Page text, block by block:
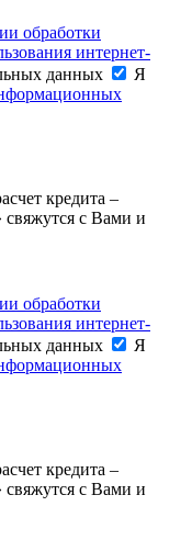
обработки
интернет-
данных
Я
кредита –
с Вами и
обработки
интернет-
данных
Я
кредита –
с Вами и